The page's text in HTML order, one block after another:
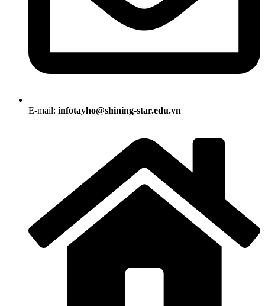
E-mail: infotayho@shining-star.edu.vn